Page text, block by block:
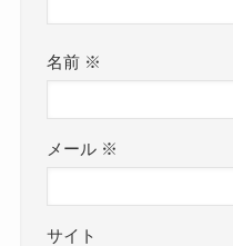
名前 ※
メール ※
サイト